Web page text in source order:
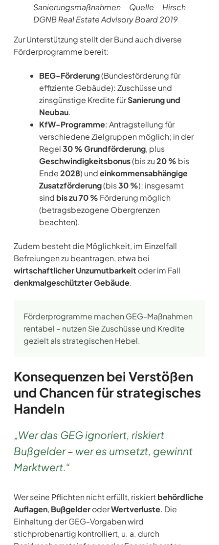
Sanierungsmaßnahmen Quelle Hirsch
DGNB Real Estate Advisory Board 2019
Zur Unterstützung stellt der Bund auch diverse
Förderprogramme bereit:
BEG-Förderung(Bundesförderung für
effiziente Gebäude): Zuschüsse und
zinsgünstige Kredite fürSanierung und
Neubau.
KfW-Programme: Antragstellung für
verschiedene Zielgruppen möglich; in der
Regel30 % Grundförderung, plus
Geschwindigkeitsbonus(bis zu20 % bis
Ende2028) undeinkommensabhängige
Zusatzförderung(bis30 %); insgesamt
sind bis zu 70 % Förderung möglich
(betragsbezogene Obergrenzen
beachten).
Zudem besteht die Möglichkeit, im Einzelfall
Befreiungen zu beantragen, etwa bei
wirtschaftlicher Unzumutbarkeit oder im Fall
denkmalgeschützter Gebäude.
Förderprogramme machen GEG-Maßnahmen
rentabel – nutzen Sie Zuschüsse und Kredite
gezielt als strategischen Hebel.
Konsequenzen bei Verstößen
und Chancen für strategisches
Handeln
„Wer das GEG ignoriert, riskiert
Bußgelder – wer es umsetzt, gewinnt
Marktwert.“
Wer seine Pflichten nicht erfüllt, riskiertbehördliche
Auflagen, BußgelderoderWertverluste. Die
Einhaltung der GEG-Vorgaben wird
stichprobenartig kontrolliert, u. a. durch